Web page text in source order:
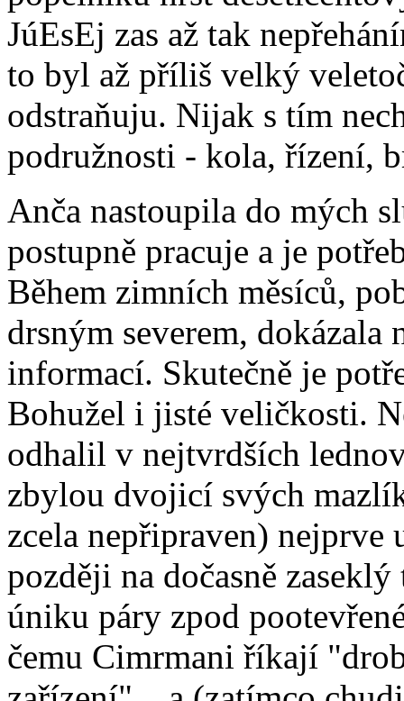
JúEsEj zas až tak
to byl až příliš velký
odstraňuju. Nijak s tím
podružnosti - kola, řízení,
Anča nastoupila do mých
postupně pracuje a je
Během zimních měsíců,
drsným severem,
informací. Skutečně je
Bohužel i jisté veličkosti.
odhalil v nejtvrdších
zbylou dvojicí svých
zcela nepřipraven) nejprve
později na dočasně
úniku páry zpod
čemu Cimrmani říkají